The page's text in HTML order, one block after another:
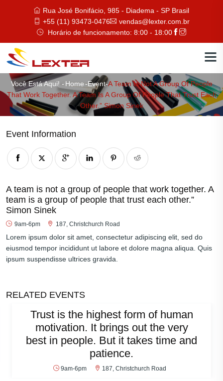
Rua José Bonifácio, 985 - Diadema - SP Brasil
+55 (11) 93473-0476
vendas@lexter.com.br
Horário de funcionamento: 8:00 - 18:00
Você Está Aqui! - Home-Event-A Team Is Not A Group Of People
That Work Together. A Team Is A Group Of People That Trust Each
Other.” Simon Sinek
Event Information
A team is not a group of people that work together. A
team is a group of people that trust each other.”
Simon Sinek
9am-6pm 187, Christchurch Road
Lorem ipsum dolor sit amet, consectetur adipiscing elit, sed do
eiusmod tempor incididunt ut labore et dolore magna aliqua. Quis
ipsum suspendisse ultrices gravida.
RELATED EVENTS
Trust is the highest form of human
motivation. It brings out the very
best in people. But it takes time and
patience.
9am-6pm 187, Christchurch Road